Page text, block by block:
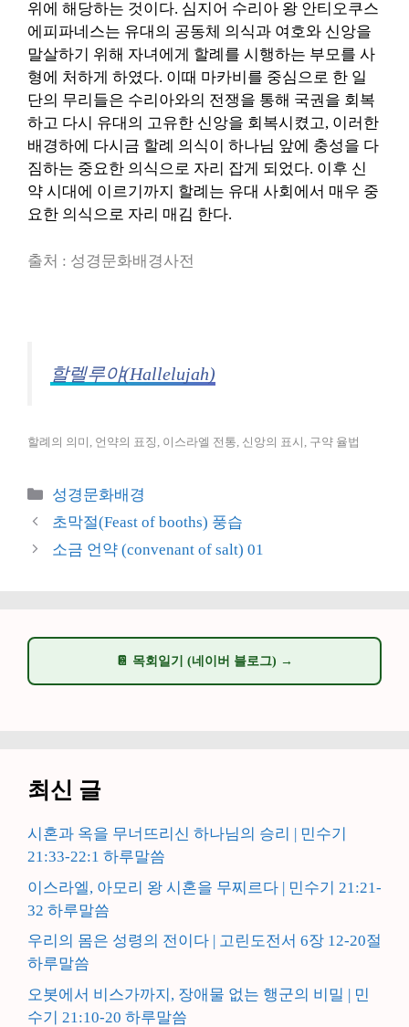
위에 해당하는 것이다. 심지어 수리아 왕 안티오쿠스
에피파네스는 유대의 공동체 의식과 여호와 신앙을
말살하기 위해 자녀에게 할례를 시행하는 부모를 사
형에 처하게 하였다. 이때 마카비를 중심으로 한 일
단의 무리들은 수리아와의 전쟁을 통해 국권을 회복
하고 다시 유대의 고유한 신앙을 회복시켰고, 이러한
배경하에 다시금 할례 의식이 하나님 앞에 충성을 다
짐하는 중요한 의식으로 자리 잡게 되었다. 이후 신
약 시대에 이르기까지 할례는 유대 사회에서 매우 중
요한 의식으로 자리 매김 한다.
출처 : 성경문화배경사전
할렐루야(Hallelujah)
할례의 의미, 언약의 표징, 이스라엘 전통, 신앙의 표시, 구약 율법
카
테
리
성경문화배경
초막절(Feast of booths) 풍습
소금 언약 (convenant of salt) 01
📔 목회일기 (네이버 블로그) →
최신 글
시혼과 옥을 무너뜨리신 하나님의 승리 | 민수기
21:33-22:1 하루말씀
이스라엘, 아모리 왕 시혼을 무찌르다 | 민수기 21:21-
32 하루말씀
우리의 몸은 성령의 전이다 | 고린도전서 6장 12-20절
하루말씀
오봇에서 비스가까지, 장애물 없는 행군의 비밀 | 민
수기 21:10-20 하루말씀